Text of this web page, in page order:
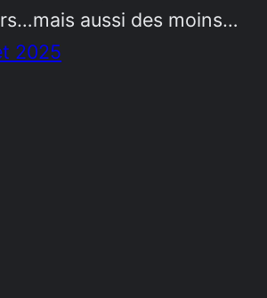
aussi des moins…
2025